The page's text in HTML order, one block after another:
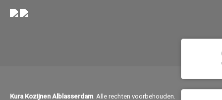
Kura Kozijnen Alblasserdam. Alle rechten voorbehouden.